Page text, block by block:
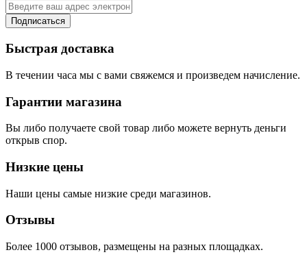
Подписаться
Быстрая доставка
В течении часа мы с вами свяжемся и произведем начисление.
Гарантии магазина
Вы либо получаете свой товар либо можете вернуть деньги
открыв спор.
Низкие цены
Наши цены самые низкие среди магазинов.
Отзывы
Более 1000 отзывов, размещены на разных площадках.